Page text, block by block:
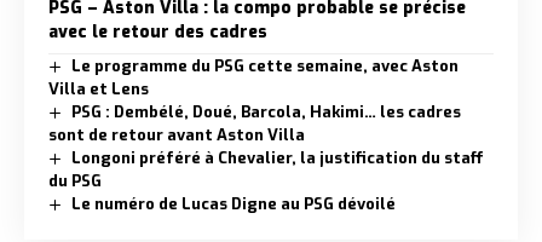
PSG – Aston Villa : la compo probable se précise
avec le retour des cadres
Le programme du PSG cette semaine, avec Aston
Villa et Lens
PSG : Dembélé, Doué, Barcola, Hakimi… les cadres
sont de retour avant Aston Villa
Longoni préféré à Chevalier, la justification du staff
du PSG
Le numéro de Lucas Digne au PSG dévoilé